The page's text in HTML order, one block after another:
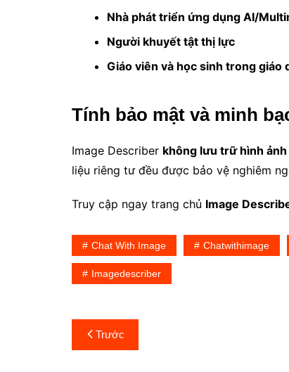
Nhà phát triển ứng dụng AI/
Người khuyết tật thị lực
Giáo viên và học sinh trong giáo
Tính bảo mật và minh
Image Describer không lưu trữ hình
liệu riêng tư đều được bảo vệ nghiêm
Truy cập ngay trang chủ Image
Chat With Image Chatwithimage
Imagedescriber
Điều
hướng
Trước